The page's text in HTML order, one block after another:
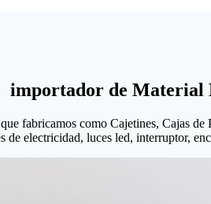
importador de
fabricamos como Cajetines, Cajas
electricidad, luces led, interruptor,